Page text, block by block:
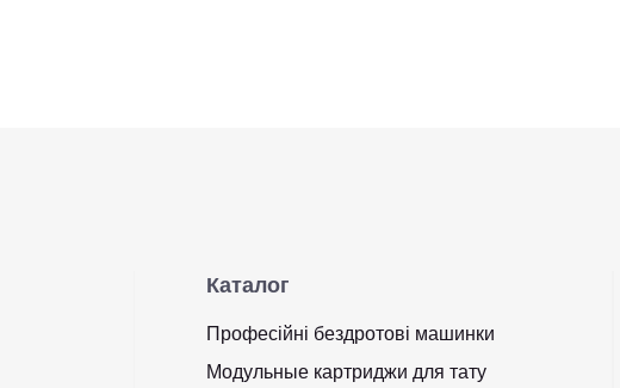
Каталог
Професійні бездротові машинки
Модульные картриджи для тату